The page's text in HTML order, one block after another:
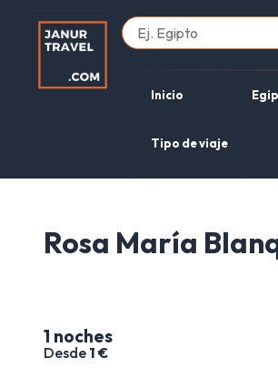
Inicio
Tipo de viaje
Rosa María
1 noches
Desde 1 €